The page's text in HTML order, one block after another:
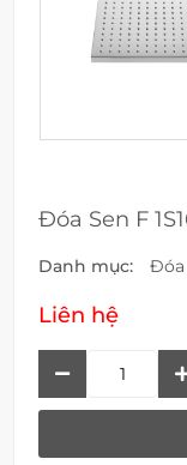
Đóa Sen F
Danh mục: Đóa
Liên hệ